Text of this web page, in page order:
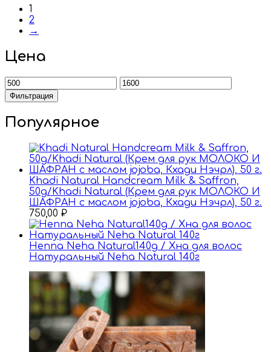
1
2
→
Цена
Минимальная
цена
Максимальная
цена
Фильтрация
Популярное
Khadi Natural Handcream Milk & Saffron,
50g/Khadi Natural (Крем для рук МОЛОКО И
ШАФРАН с маслом jojoba, Кхади Нэчрл), 50 г.
750,00 ₽
Henna Neha Natural140g / Хна для волос
Натуральный Nehа Natural 140г